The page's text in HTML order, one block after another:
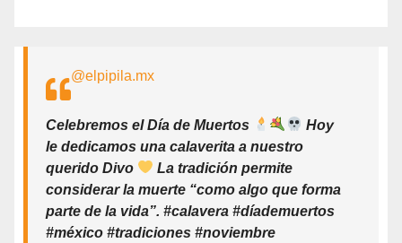
@elpipila.mx
Celebremos el Día de Muertos
Hoy
le dedicamos una calaverita a nuestro
querido Divo
La tradición permite
considerar la muerte “como algo que forma
parte de la vida”. #calavera #díademuertos
#méxico #tradiciones #noviembre